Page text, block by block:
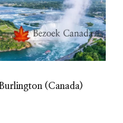
Burlington (Canada)